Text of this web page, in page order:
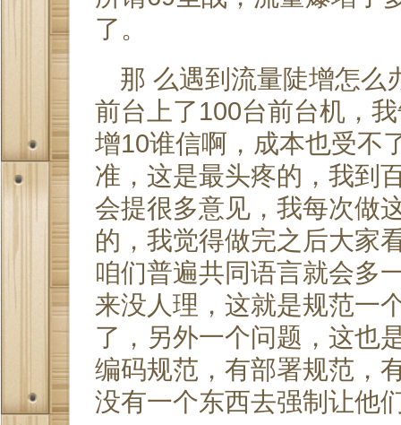
了。
那 么遇到流量陡增怎么
前台上了100台前台机，
增10谁信啊，成本也受不
准，这是最头疼的，我到
会提很多意见，我每次做
的，我觉得做完之后大家
咱们普遍共同语言就会多
来没人理，这就是规范一
了，另外一个问题，这也
编码规范，有部署规范，
没有一个东西去强制让他